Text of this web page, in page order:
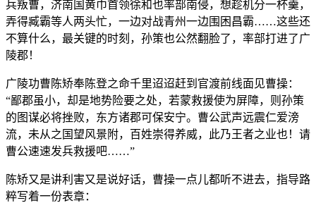
兵叛曹，济南国黄巾首领徐和也率部南侵，想趁机分一杯羹，
弄得臧霸等人两头忙，一边对战青州一边围困昌霸……这些还
不算什么，最关键的时刻，孙策也公然翻脸了，率部打进了广
陵郡！
广陵功曹陈矫奉陈登之命千里迢迢赶到官渡前线面见曹操：
“鄙郡虽小，却是地势险要之处，若蒙救援使为屏障，则孙策
的图谋必将挫败，东方诸郡可保安宁。曹公武声远震仁爱滂
流，未从之国望风景附，百姓崇得养威，此乃王者之业也！请
曹公速速发兵救援吧……”
陈矫又是讲利害又是说好话，曹操一点儿都听不进去，指导路
粹写着一份表章：